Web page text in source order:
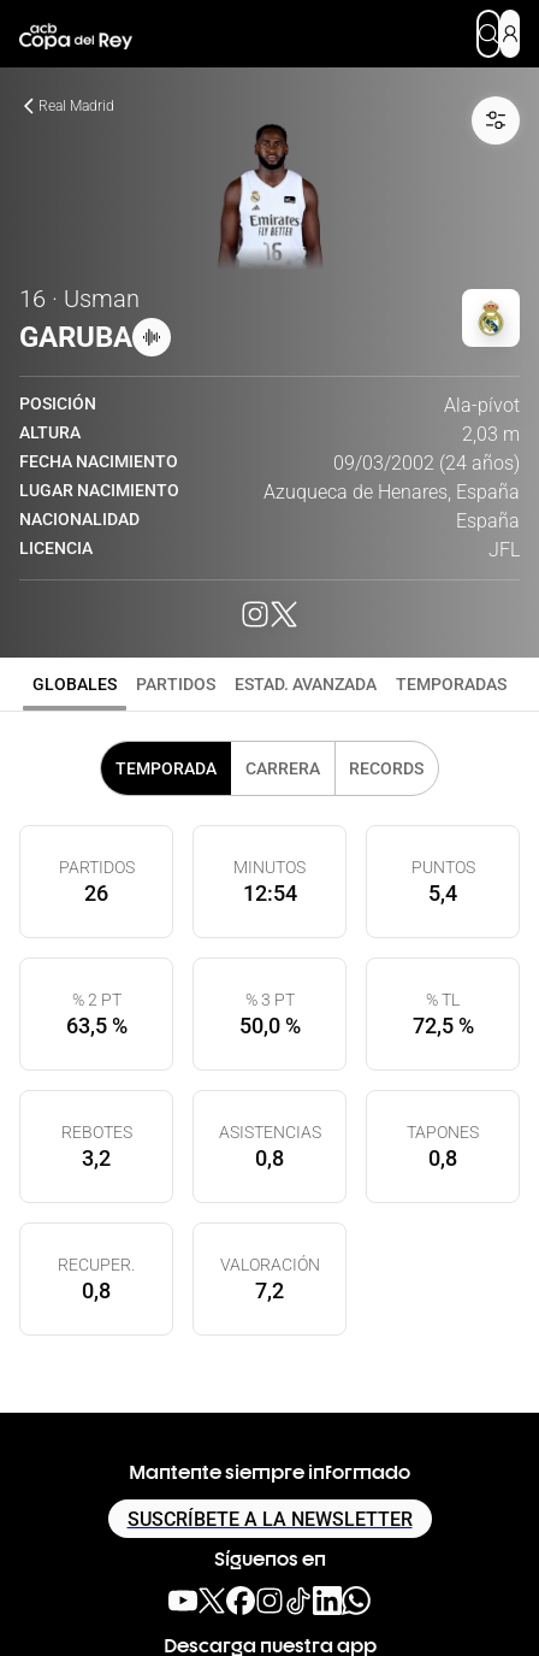
Real Madrid
16 · Usman
GARUBA
POSICIÓN Ala-pívot
ALTURA 2,03 m
FECHA NACIMIENTO 09/03/2002 (24 años)
LUGAR NACIMIENTO Azuqueca de Henares, España
NACIONALIDAD España
LICENCIA JFL
GLOBALES PARTIDOS ESTAD. AVANZADA TEMPORADAS
TEMPORADA CARRERA RECORDS
PARTIDOS
26
MINUTOS
12:54
PUNTOS
5,4
% 2 PT
63,5 %
% 3 PT
50,0 %
% TL
72,5 %
REBOTES
3,2
ASISTENCIAS
0,8
TAPONES
0,8
RECUPER.
0,8
VALORACIÓN
7,2
Mantente siempre informado
SUSCRÍBETE A LA NEWSLETTER
Síguenos en
Descarga nuestra app